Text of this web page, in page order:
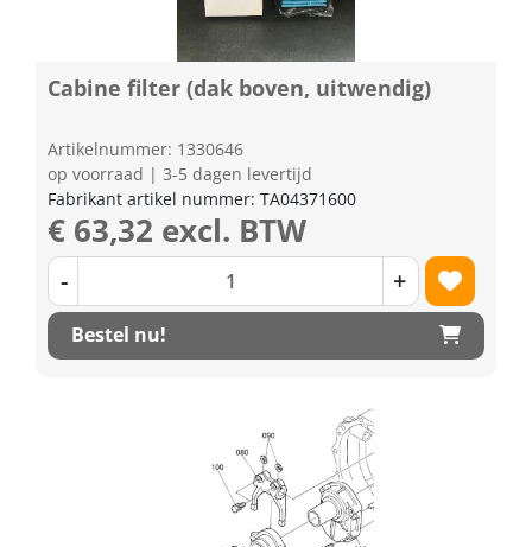
Cabine filter (dak boven, uitwendig)
Artikelnummer: 1330646
op voorraad | 3-5 dagen levertijd
Fabrikant artikel nummer: TA04371600
€ 63,32 excl. BTW
- +
Bestel nu!